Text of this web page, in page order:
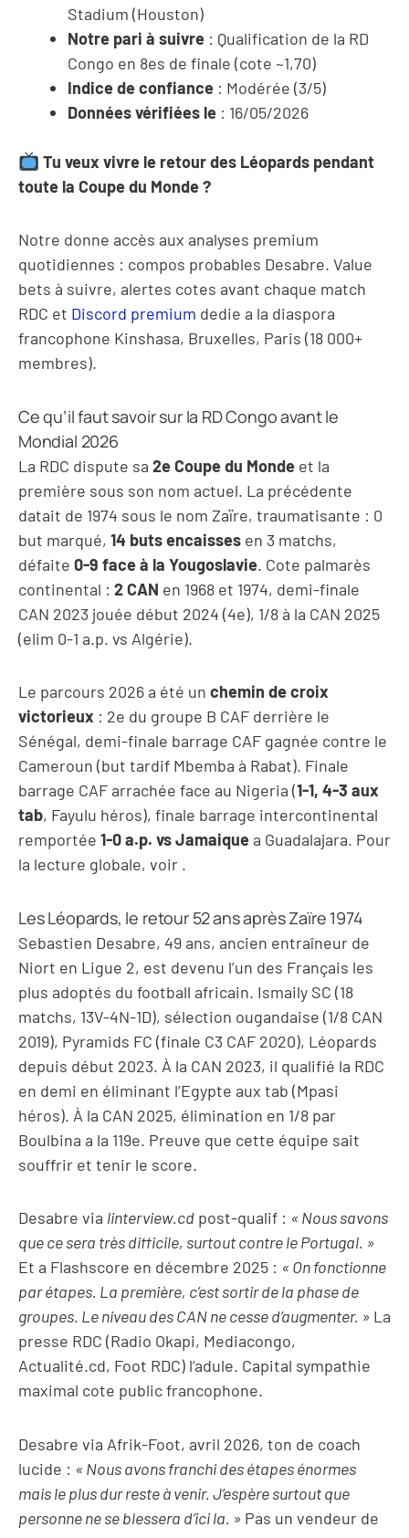
Stadium (Houston)
Notre pari à suivre : Qualification de la RD
Congo en 8es de finale (cote ~1,70)
Indice de confiance : Modérée (3/5)
Données vérifiées le : 16/05/2026
Tu veux vivre le retour des Léopards pendant
toute la Coupe du Monde ?
Notre donne accès aux analyses premium
quotidiennes : compos probables Desabre. Value
bets à suivre, alertes cotes avant chaque match
RDC et Discord premium dedie a la diaspora
francophone Kinshasa, Bruxelles, Paris (18 000+
membres).
Ce qu’il faut savoir sur la RD Congo avant le
Mondial 2026
La RDC dispute sa 2e Coupe du Monde et la
première sous son nom actuel. La précédente
datait de 1974 sous le nom Zaïre, traumatisante : 0
but marqué, 14 buts encaisses en 3 matchs,
défaite 0-9 face à la Yougoslavie. Cote palmarès
continental : 2 CAN en 1968 et 1974, demi-finale
CAN 2023 jouée début 2024 (4e), 1/8 à la CAN 2025
(elim 0-1 a.p. vs Algérie).
Le parcours 2026 a été un chemin de croix
victorieux : 2e du groupe B CAF derrière le
Sénégal, demi-finale barrage CAF gagnée contre le
Cameroun (but tardif Mbemba à Rabat). Finale
barrage CAF arrachée face au Nigeria (1-1, 4-3 aux
tab, Fayulu héros), finale barrage intercontinental
remportée 1-0 a.p. vs Jamaique a Guadalajara. Pour
la lecture globale, voir .
Les Léopards, le retour 52 ans après Zaïre 1974
Sebastien Desabre, 49 ans, ancien entraîneur de
Niort en Ligue 2, est devenu l’un des Français les
plus adoptés du football africain. Ismaily SC (18
matchs, 13V-4N-1D), sélection ougandaise (1/8 CAN
2019), Pyramids FC (finale C3 CAF 2020), Léopards
depuis début 2023. À la CAN 2023, il qualifié la RDC
en demi en éliminant l’Egypte aux tab (Mpasi
héros). À la CAN 2025, élimination en 1/8 par
Boulbina a la 119e. Preuve que cette équipe sait
souffrir et tenir le score.
Desabre via linterview.cd post-qualif : « Nous savons
que ce sera très difficile, surtout contre le Portugal. »
Et a Flashscore en décembre 2025 : « On fonctionne
par étapes. La première, c’est sortir de la phase de
groupes. Le niveau des CAN ne cesse d’augmenter. » La
presse RDC (Radio Okapi, Mediacongo,
Actualité.cd, Foot RDC) l’adule. Capital sympathie
maximal cote public francophone.
Desabre via Afrik-Foot, avril 2026, ton de coach
lucide : « Nous avons franchi des étapes énormes
mais le plus dur reste à venir. J’espère surtout que
personne ne se blessera d’ici la. » Pas un vendeur de